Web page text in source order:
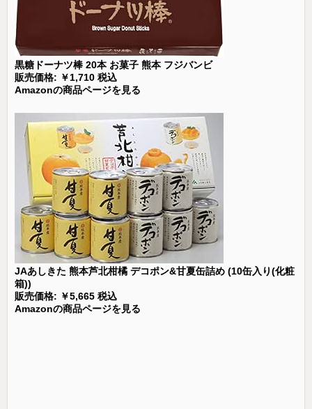
黒糖ドーナツ棒 20本 お菓子 熊本 フジバンビ
販売価格: ￥1,710 税込
Amazonの商品ページを見る
JAあしきた 熊本芦北柑橘 デコポン&甘夏缶詰め (10缶入り(化粧
箱))
販売価格: ￥5,665 税込
Amazonの商品ページを見る